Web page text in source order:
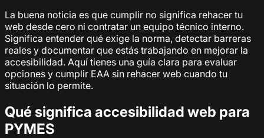
La buena noticia es que cumplir no significa rehacer tu
web desde cero ni contratar un equipo técnico interno.
Significa entender qué exige la norma, detectar barreras
reales y documentar que estás trabajando en mejorar la
accesibilidad. Aquí tienes una guía clara para evaluar
opciones y cumplir EAA sin rehacer web cuando tu
situación lo permite.
Qué significa accesibilidad web para
PYMES